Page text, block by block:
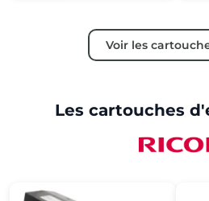
Voir les
Les cartouches